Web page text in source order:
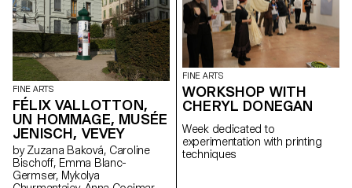
for the transmission of fugitive
aural practices.
mais comme un détour ; non
pas comme une déclaration,
mais comme une collection
d'absurdités oubliées. Poète
distingué par le MoMA, Kenneth
Goldsmith s’inspire de son
manifeste Uncreative
Writing pour créer notamment
livres, textes critiques,
émissions et installations à
partir de collages de matériaux
trouvés.
FINE ARTS
FÉLIX VALLOTTON,
UN HOMMAGE, MUSÉE
JENISCH, VEVEY
by Zuzana Baková, Caroline
Bischoff, Emma Blanc-
Germser, Mykolya
FINE ARTS
WORKSHOP WITH
CHERYL DONEGAN
Week dedicated to
experimentation with printing
techniques